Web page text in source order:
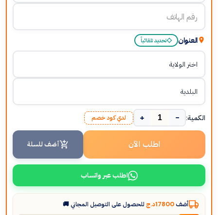
العنوان تحديد تلقائياً
الكمية: −
+ لدي كود خصم
اطلب الآن أضف للسلة
اطلب عبر واتساب
أضف 17800د.ج للحصول على التوصيل المجاني 🚚